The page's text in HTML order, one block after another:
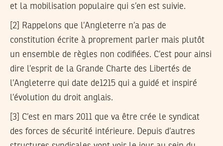
et la mobilisation populaire qui s’en est suivie.
[2] Rappelons que l’Angleterre n’a pas de
constitution écrite à proprement parler mais plutôt
un ensemble de règles non codifiées. C’est pour ainsi
dire l’esprit de la Grande Charte des Libertés de
l’Angleterre qui date de1215 qui a guidé et inspiré
l’évolution du droit anglais.
[3] C’est en mars 2011 que va être crée le syndicat
des forces de sécurité intérieure. Depuis d’autres